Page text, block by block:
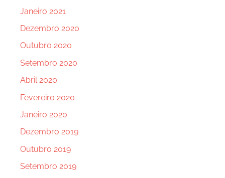
Janeiro 2021
Dezembro 2020
Outubro 2020
Setembro 2020
Abril 2020
Fevereiro 2020
Janeiro 2020
Dezembro 2019
Outubro 2019
Setembro 2019